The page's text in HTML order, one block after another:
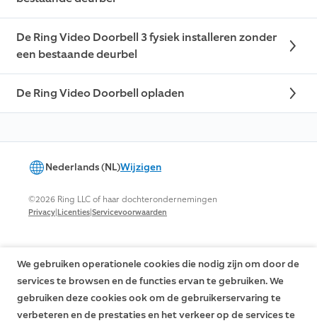
De Ring Video Doorbell 3 fysiek installeren zonder
een bestaande deurbel
De Ring Video Doorbell opladen
Nederlands (NL)Wijzigen
©2026 Ring LLC of haar dochterondernemingen
Privacy|Licenties|Servicevoorwaarden
We gebruiken operationele cookies die nodig zijn om door de
services te browsen en de functies ervan te gebruiken. We
gebruiken deze cookies ook om de gebruikerservaring te
verbeteren en de prestaties en het verkeer op de services te